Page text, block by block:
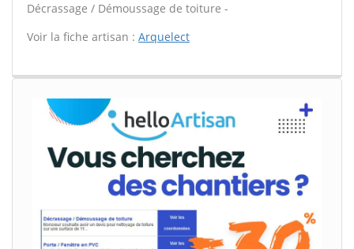
Décrassage / Démoussage de toiture -
Voir la fiche artisan : Arquelect